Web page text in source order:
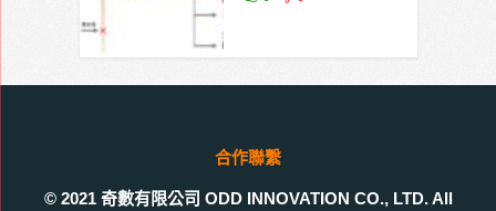
合作聯繫
© 2021 奇數有限公司 ODD INNOVATION CO., LTD. All